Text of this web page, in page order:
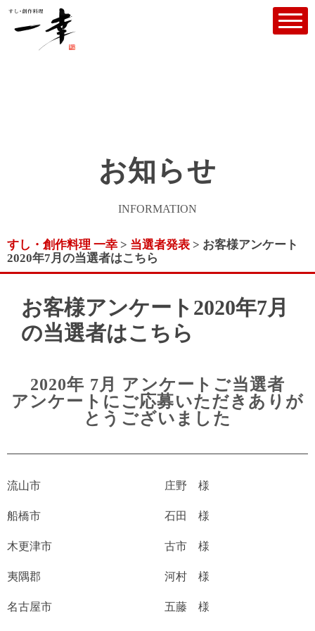
お知らせ
INFORMATION
すし・創作料理 一幸 > 当選者発表 > お客様アンケート
2020年7月の当選者はこちら
お客様アンケート2020年7月
の当選者はこちら
2020年 7月 アンケートご当選者
アンケートにご応募いただきありが
とうございました
流山市
船橋市
木更津市
夷隅郡
名古屋市
庄野 様
石田 様
古市 様
河村 様
五藤 様